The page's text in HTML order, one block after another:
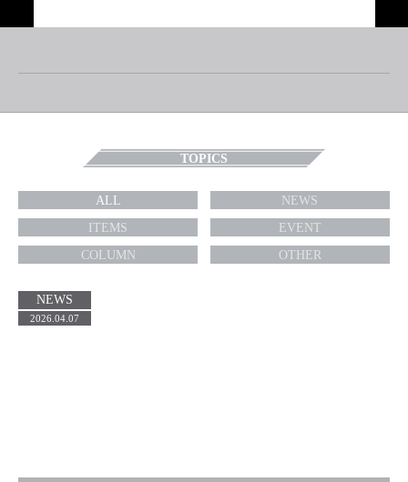
SKATEPARK
CONTACT
PRIVACY POLICY
TOPICS
ALL
NEWS
ITEMS
EVENT
COLUMN
OTHER
NEWS
2026.04.07